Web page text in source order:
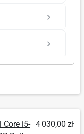
Core i5- 4 030,00 zł